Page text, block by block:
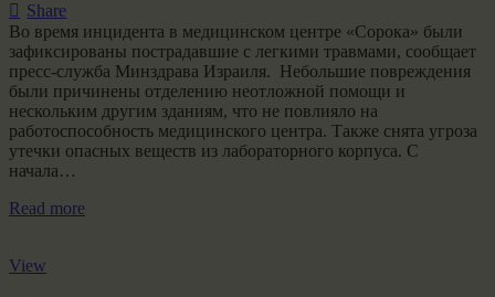
Share
Во время инцидента в медицинском центре «Сорока» были
зафиксированы пострадавшие с легкими травмами, сообщает
пресс-служба Минздрава Израиля. Небольшие повреждения
были причинены отделению неотложной помощи и
нескольким другим зданиям, что не повлияло на
работоспособность медицинского центра. Также снята угроза
утечки опасных веществ из лабораторного корпуса. С
начала…
Read more
View